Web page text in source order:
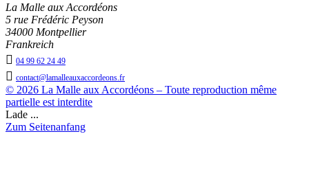
La Malle aux Accordéons
5 rue Frédéric Peyson
34000 Montpellier
Frankreich
 04 99 62 24 49
 contact@lamalleauxaccordeons.fr
© 2026 La Malle aux Accordéons – Toute reproduction même
partielle est interdite
Lade ...
Zum Seitenanfang